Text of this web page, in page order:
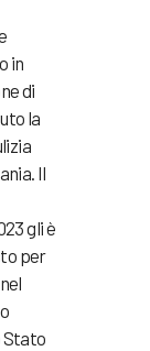
in
di
la
Il
gli è
per
Stato